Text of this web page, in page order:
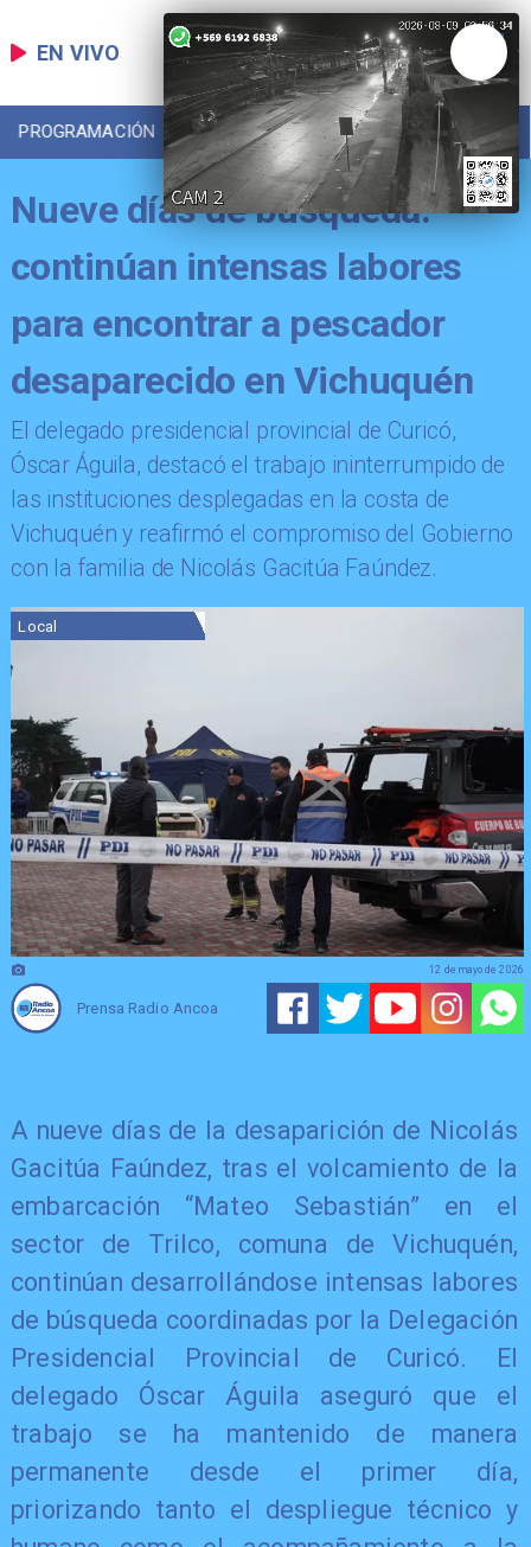
EN VIVO
PROGRAMACIÓN LOCAL DEPORTES
Nueve días de búsqueda:
continúan intensas labores
para encontrar a pescador
desaparecido en Vichuquén
​El delegado presidencial provincial de Curicó,
Óscar Águila, destacó el trabajo ininterrumpido de
las instituciones desplegadas en la costa de
Vichuquén y reafirmó el compromiso del Gobierno
con la familia de Nicolás Gacitúa Faúndez.
Local
Prensa Radio Ancoa
12 de mayo de 2026
A nueve días de la desaparición de Nicolás
Gacitúa Faúndez, tras el volcamiento de la
embarcación “Mateo Sebastián” en el
sector de Trilco, comuna de Vichuquén,
continúan desarrollándose intensas labores
de búsqueda coordinadas por la Delegación
Presidencial Provincial de Curicó. El
delegado Óscar Águila aseguró que el
trabajo se ha mantenido de manera
permanente desde el primer día,
priorizando tanto el despliegue técnico y